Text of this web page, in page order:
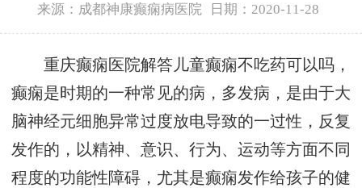
来源：成都神康癫痫病医院 日期：2020-11-28
重庆癫痫医院解答儿童癫痫不吃药可以吗，
癫痫是时期的一种常见的病，多发病，是由于大
脑神经元细胞异常过度放电导致的一过性，反复
发作的，以精神、意识、行为、运动等方面不同
程度的功能性障碍，尤其是癫痫发作给孩子的健